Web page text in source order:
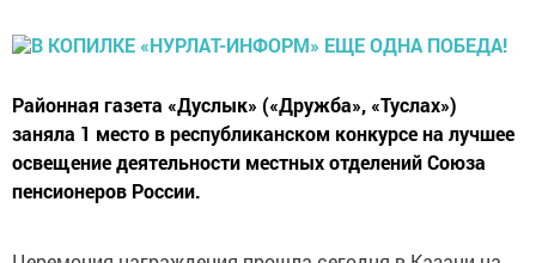
Районная газета «Дуслык» («Дружба», «Туслах»)
заняла 1 место в республиканском конкурсе на лучшее
освещение деятельности местных отделений Союза
пенсионеров России.